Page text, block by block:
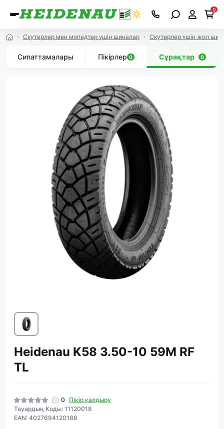
0
Скутерлер мен мопедтер үшін шиналар Скутерлер үшін жол
Сипаттамалары Пікірлер 0 Сұрақтар 0
Heidenau K58 3.50-10 59M RF
TL
0
Пікір қалдыру
Тауардың Коды: 11120018
EAN: 4027694120186